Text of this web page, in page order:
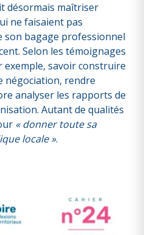
désormais maîtriser
ne faisaient pas
son bagage professionnel
Selon les témoignages
exemple, savoir construire
négociation, rendre
analyser les rapports de
Autant de qualités
« donner toute sa
locale ».